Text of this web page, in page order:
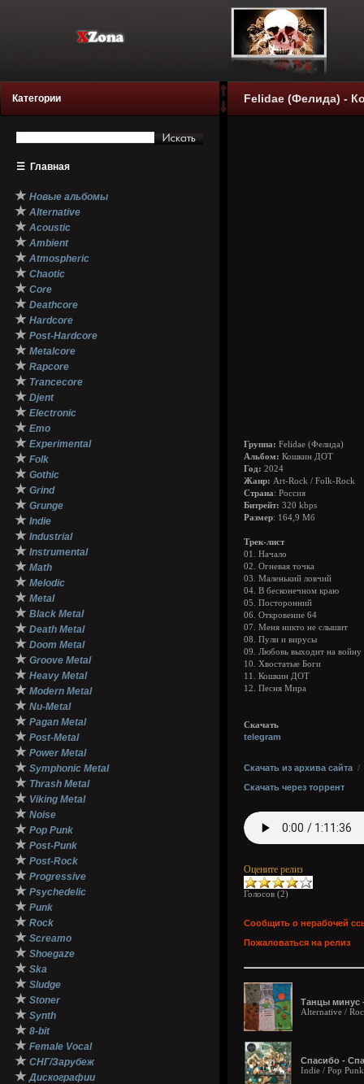
Категории
☰ Главная
★ Новые альбомы
★ Alternative
★ Acoustic
★ Ambient
★ Atmospheric
★ Chaotic
★ Core
★ Deathcore
★ Hardcore
★ Post-Hardcore
★ Metalcore
★ Rapcore
★ Trancecore
★ Djent
★ Electronic
★ Emo
★ Experimental
★ Folk
★ Gothic
★ Grind
★ Grunge
★ Indie
★ Industrial
★ Instrumental
★ Math
★ Melodic
★ Metal
★ Black Metal
★ Death Metal
★ Doom Metal
★ Groove Metal
★ Heavy Metal
★ Modern Metal
★ Nu-Metal
★ Pagan Metal
★ Post-Metal
★ Power Metal
★ Symphonic Metal
★ Thrash Metal
★ Viking Metal
★ Noise
★ Pop Punk
★ Post-Punk
★ Post-Rock
★ Progressive
★ Psychedelic
★ Punk
★ Rock
★ Screamo
★ Shoegaze
★ Ska
★ Sludge
★ Stoner
★ Synth
★ 8-bit
★ Female Vocal
★ СНГ/Зарубеж
★ Дискографии
Felidae (Фелида) -
Группа: Felidae (Фелида)
Альбом: Кошкин ДОТ
Год: 2024
Жанр: Art-Rock / Folk-Rock
Страна: Россия
Битрейт: 320 kbps
Размер: 164,9 Мб
Трек-лист
01. Начало
02. Огневая точка
03. Маленький ловчий
04. В бесконечном краю
05. Посторонний
06. Откровение 64
07. Меня никто не слышит
08. Пули и вирусы
09. Любовь выходит на войну
10. Хвостатые Боги
11. Кошкин ДОТ
12. Песня Мира
Скачать
telegram
Скачать из архива сайта /
Скачать через торрент
Оцените релиз
Голосов (2)
Сообщить о нерабочей
Пожаловаться на релиз
Танцы минус
Alternative /
Спасибо -
Indie / Pop